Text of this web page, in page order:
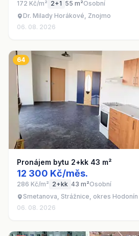
172 Kč/m² 2+1 55 m²Osobní
Dr. Milady Horákové, Znojmo
06. 08. 2026
64
Pronájem bytu 2+kk 43 m²
12 300 Kč/měs.
286 Kč/m² 2+kk 43 m²Osobní
Smetanova, Strážnice, okres Hodonín
06. 08. 2026